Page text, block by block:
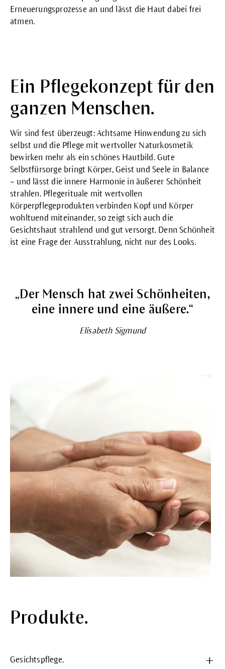
Erneuerungsprozesse an und lässt die Haut dabei frei
atmen.
Ein Pflegekonzept für den
ganzen Menschen.
Wir sind fest überzeugt: Achtsame Hinwendung zu sich
selbst und die Pflege mit wertvoller Naturkosmetik
bewirken mehr als ein schönes Hautbild. Gute
Selbstfürsorge bringt Körper, Geist und Seele in Balance
– und lässt die innere Harmonie in äußerer Schönheit
strahlen. Pflegerituale mit wertvollen
Körperpflegeprodukten verbinden Kopf und Körper
wohltuend miteinander, so zeigt sich auch die
Gesichtshaut strahlend und gut versorgt. Denn Schönheit
ist eine Frage der Ausstrahlung, nicht nur des Looks.
„Der Mensch hat zwei Schönheiten,
eine innere und eine äußere.“
Elisabeth Sigmund
Produkte.
Gesichtspflege.